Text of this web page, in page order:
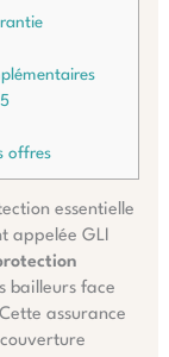
offres
essentielle
appelée GLI
bailleurs face
assurance